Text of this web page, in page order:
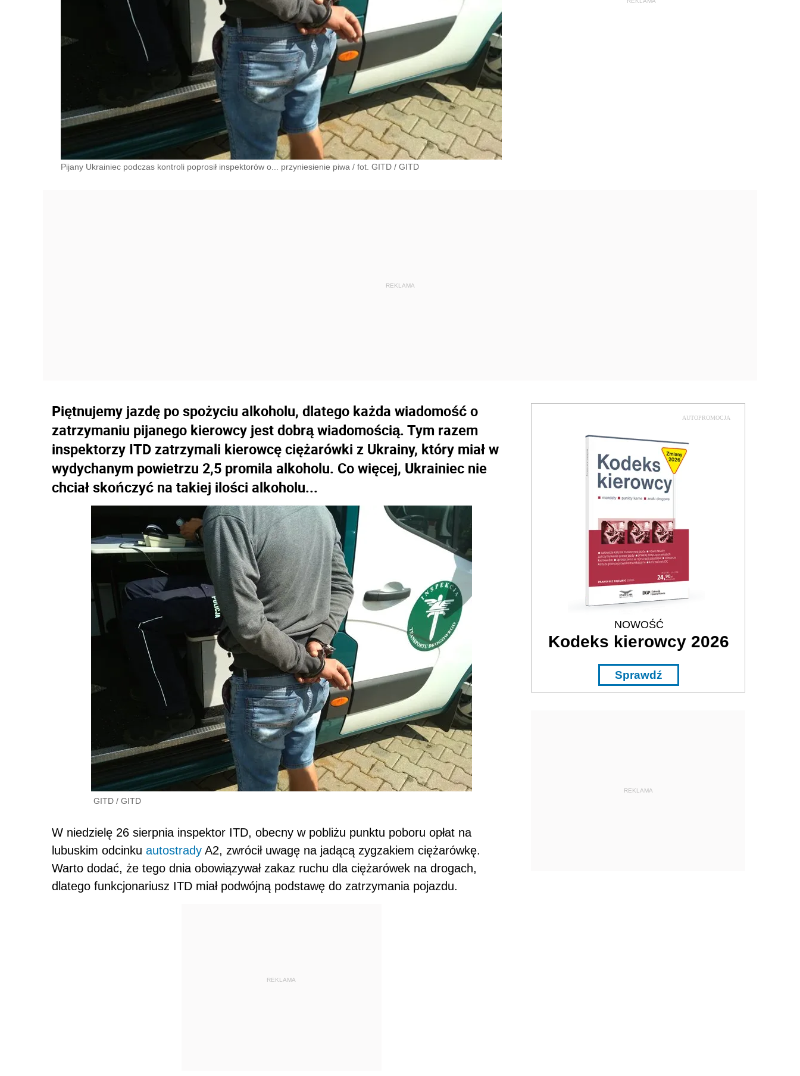
Pijany Ukrainiec podczas kontroli poprosił inspektorów o... przyniesienie piwa / fot. GITD / GITD
Piętnujemy jazdę po spożyciu alkoholu, dlatego każda wiadomość o
zatrzymaniu pijanego kierowcy jest dobrą wiadomością. Tym razem
inspektorzy ITD zatrzymali kierowcę ciężarówki z Ukrainy, który miał w
wydychanym powietrzu 2,5 promila alkoholu. Co więcej, Ukrainiec nie
chciał skończyć na takiej ilości alkoholu...
GITD / GITD
W niedzielę 26 sierpnia inspektor ITD, obecny w pobliżu punktu poboru opłat na
lubuskim odcinku autostrady A2, zwrócił uwagę na jadącą zygzakiem ciężarówkę.
Warto dodać, że tego dnia obowiązywał zakaz ruchu dla ciężarówek na drogach,
dlatego funkcjonariusz ITD miał podwójną podstawę do zatrzymania pojazdu.
REKLAMA
AUTOPROMOCJA
NOWOŚĆ
Kodeks kierowcy 2026
Sprawdź
REKLAMA